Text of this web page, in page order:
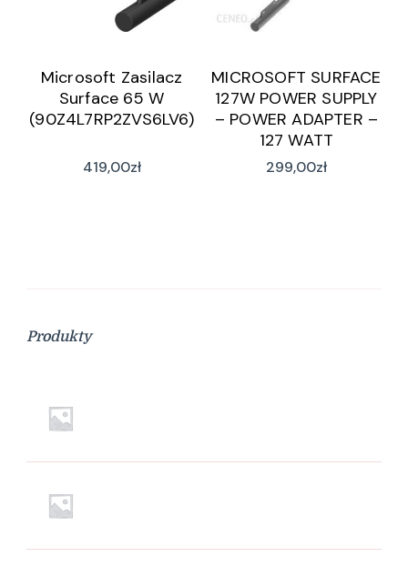
Microsoft Zasilacz
Surface 65 W
(90Z4L7RP2ZVS6LV6)
419,00zł
MICROSOFT SURFACE
127W POWER SUPPLY
– POWER ADAPTER –
127 WATT
299,00zł
Produkty